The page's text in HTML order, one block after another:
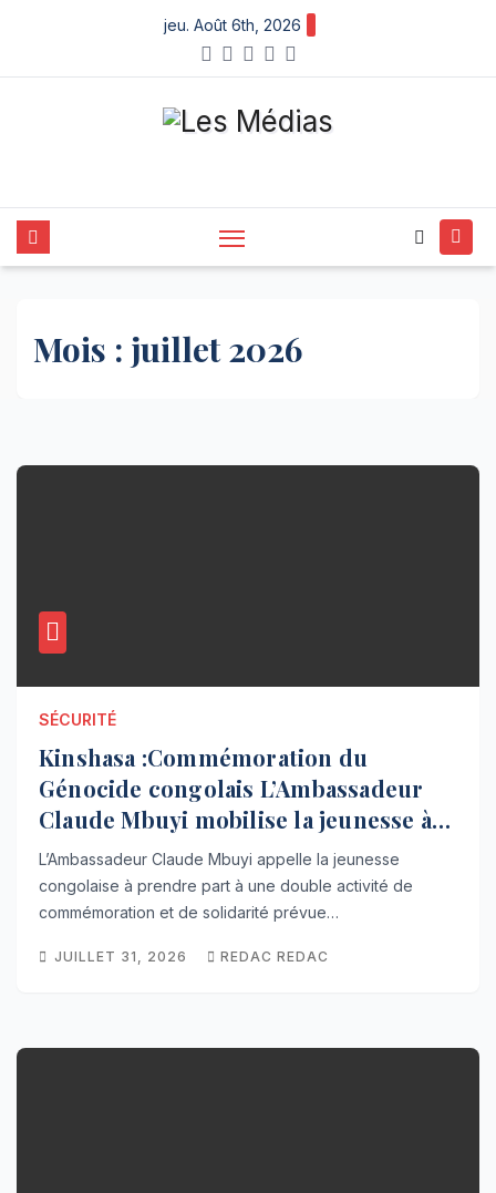
content
jeu. Août 6th, 2026
Mois : juillet 2026
SÉCURITÉ
Kinshasa :Commémoration du
Génocide congolais L’Ambassadeur
Claude Mbuyi mobilise la jeunesse à
Limete ce 02 Août
L’Ambassadeur Claude Mbuyi appelle la jeunesse
congolaise à prendre part à une double activité de
commémoration et de solidarité prévue…
JUILLET 31, 2026 REDAC REDAC